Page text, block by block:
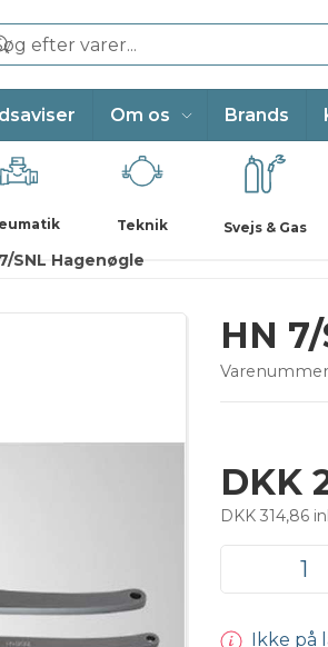
Om os Brands
Teknik Svejs & Gas
SNL Hagenøgle
HN
DKK
DKK 314,86
Ikke på